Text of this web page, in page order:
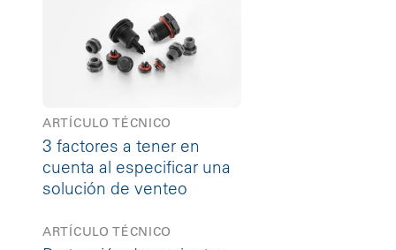
ARTÍCULO TÉCNICO
3 factores a tener en
cuenta al especificar una
solución de venteo
ARTÍCULO TÉCNICO